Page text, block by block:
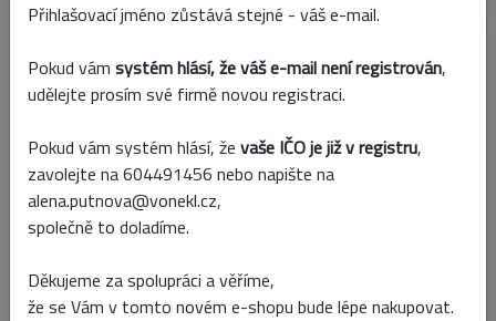
Přihlašovací jméno zůstává stejné - váš e-mail.
Pokud vám systém hlásí, že váš e-mail není registrován,
udělejte prosím své firmě novou registraci.
Pokud vám systém hlásí, že vaše IČO je již v registru,
zavolejte na 604491456 nebo napište na
alena.putnova@vonekl.cz,
společně to doladíme.
Děkujeme za spolupráci a věříme,
že se Vám v tomto novém e-shopu bude lépe nakupovat.